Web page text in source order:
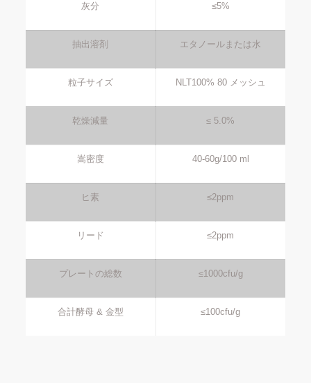
灰分 ≤5%
抽出溶剤 エタノールまたは水
粒子サイズ NLT100% 80 メッシュ
乾燥減量 ≤ 5.0%
嵩密度 40-60g/100 ml
ヒ素 ≤2ppm
リード ≤2ppm
プレートの総数 ≤1000cfu/g
合計酵母 & 金型 ≤100cfu/g